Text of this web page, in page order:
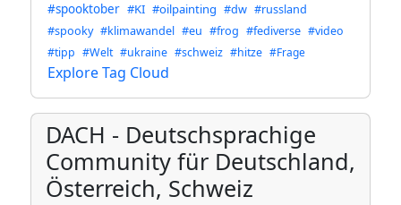
#spooktober #KI #oilpainting #dw #russland
#spooky #klimawandel #eu #frog #fediverse #video
#tipp #Welt #ukraine #schweiz #hitze #Frage
Explore Tag Cloud
DACH - Deutschsprachige
Community für Deutschland,
Österreich, Schweiz